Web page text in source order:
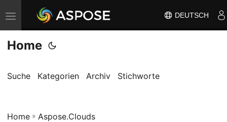
N
a
v
g
i
DEUTSCH
Home
Suche Kategorien Archiv Stichworte
Home » Aspose.Clouds